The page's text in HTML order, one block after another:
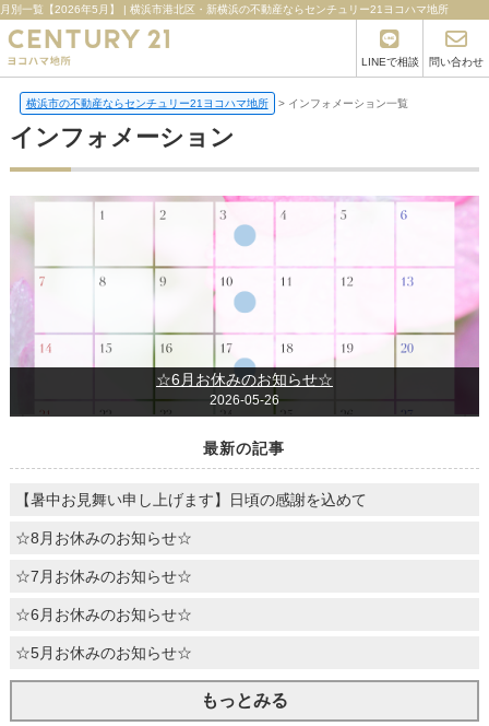
月別一覧【2026年5月】 | 横浜市港北区・新横浜の不動産ならセンチュリー21ヨコハマ地所
LINEで相談 問い合わせ
横浜市の不動産ならセンチュリー21ヨコハマ地所 > インフォメーション一覧
インフォメーション
☆6月お休みのお知らせ☆
2026-05-26
最新の記事
【暑中お見舞い申し上げます】日頃の感謝を込めて
☆8月お休みのお知らせ☆
☆7月お休みのお知らせ☆
☆6月お休みのお知らせ☆
☆5月お休みのお知らせ☆
もっとみる